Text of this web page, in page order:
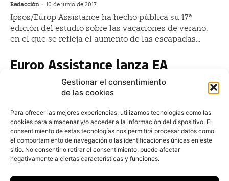
Gestionar el consentimiento
de las cookies
Para ofrecer las mejores experiencias, utilizamos tecnologías como las
cookies para almacenar y/o acceder a la información del dispositivo. El
consentimiento de estas tecnologías nos permitirá procesar datos como
el comportamiento de navegación o las identificaciones únicas en este
sitio. No consentir o retirar el consentimiento, puede afectar
negativamente a ciertas características y funciones.
Redacción - 10 de junio de 2017
Ipsos/Europ Assistance ha hecho pública su 17ª
edición del estudio sobre las vacaciones de verano,
en el que se refleja el aumento de las escapadas...
Europ Assistance lanza EA
Telematics
26 de noviembre de 2016
lanzado un servicio que mediante un dispositivo
colocado en el vehículo, envía notificaciones a su
Smartphone y al centro de alertas de la compañía.
Europ Assistance lanza Protrucks
para la asistencia de camiones